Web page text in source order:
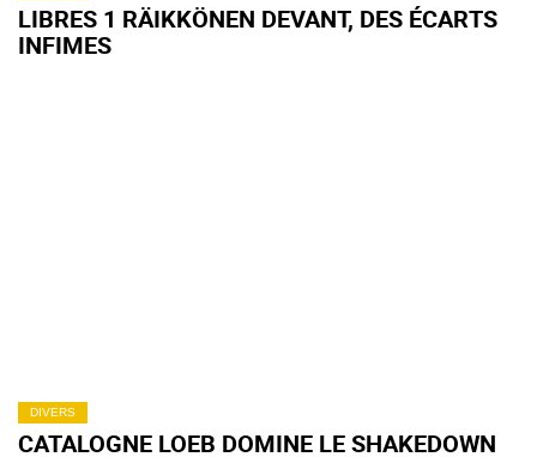
LIBRES 1 RÄIKKÖNEN DEVANT, DES ÉCARTS
INFIMES
DIVERS
CATALOGNE LOEB DOMINE LE SHAKEDOWN